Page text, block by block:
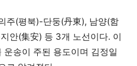
주(평북)-단둥(丹東), 남양(함
안(集安) 등 3개 노선이다. 이
송이 주된 용도이며 김정일